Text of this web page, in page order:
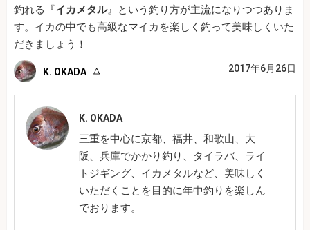
釣れる『イカメタル』という釣り方が主流になりつつありま
す。イカの中でも高級なマイカを楽しく釣って美味しくいた
だきましょう！
K. OKADA 2017年6月26日
K. OKADA
三重を中心に京都、福井、和歌山、大
阪、兵庫でかかり釣り、タイラバ、ライ
トジギング、イカメタルなど、美味しく
いただくことを目的に年中釣りを楽しん
でおります。